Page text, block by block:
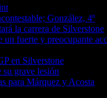
González, 4º
la carrera de Silverstone
fuerte y preocupante
en Silverstone
su grave lesión
para Márquez y Acosta